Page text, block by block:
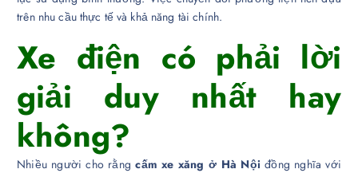
trên nhu cầu thực tế và khả năng tài chính.
Xe điện có phải lời
giải duy nhất hay
không?
Nhiều người cho rằngcấm xe xăng ở Hà Nội đồng nghĩa với